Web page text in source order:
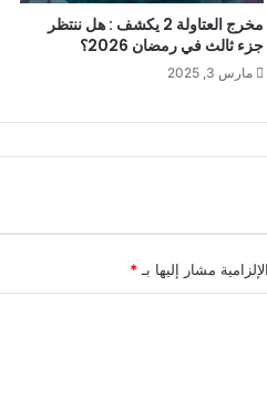
مخرج العتاولة 2 يكشف : هل ننتظر
جزء ثالث في رمضان 2026؟
مارس 3, 2025
مشار إليها بـ *